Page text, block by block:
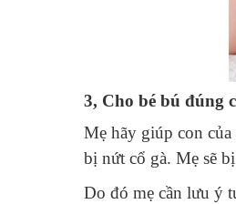
3, Cho bé bú đúng
Mẹ hãy giúp con
bị nứt cổ gà. Mẹ sẽ
Do đó mẹ cần lưu ý